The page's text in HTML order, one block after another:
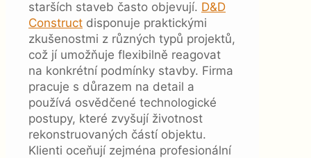
starších staveb často objevují. D&D
Construct disponuje praktickými
zkušenostmi z různých typů projektů,
což jí umožňuje flexibilně reagovat
na konkrétní podmínky stavby. Firma
pracuje s důrazem na detail a
používá osvědčené technologické
postupy, které zvyšují životnost
rekonstruovaných částí objektu.
Klienti oceňují zejména profesionální